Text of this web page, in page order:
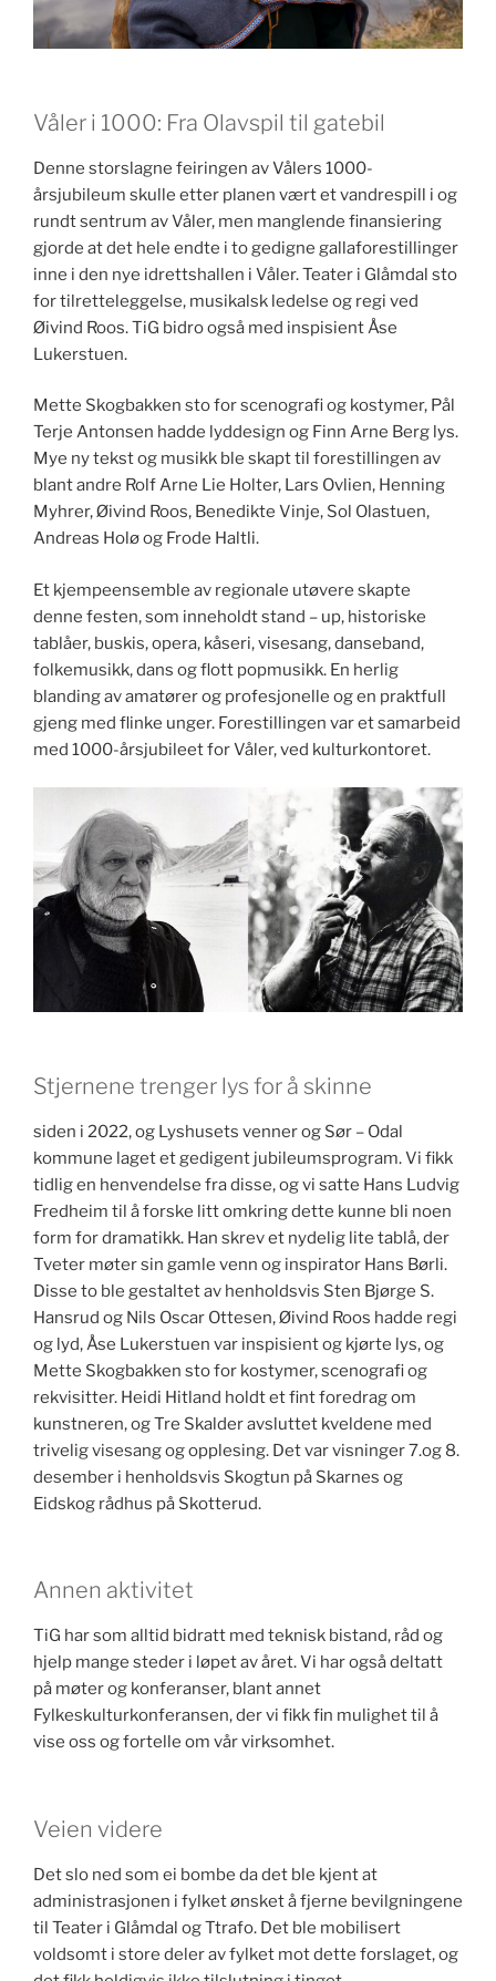
Våler i 1000: Fra Olavspil til gatebil
Denne storslagne feiringen av Vålers 1000-
årsjubileum skulle etter planen vært et vandrespill i og
rundt sentrum av Våler, men manglende finansiering
gjorde at det hele endte i to gedigne gallaforestillinger
inne i den nye idrettshallen i Våler. Teater i Glåmdal sto
for tilretteleggelse, musikalsk ledelse og regi ved
Øivind Roos. TiG bidro også med inspisient Åse
Lukerstuen.
Mette Skogbakken sto for scenografi og kostymer, Pål
Terje Antonsen hadde lyddesign og Finn Arne Berg lys.
Mye ny tekst og musikk ble skapt til forestillingen av
blant andre Rolf Arne Lie Holter, Lars Ovlien, Henning
Myhrer, Øivind Roos, Benedikte Vinje, Sol Olastuen,
Andreas Holø og Frode Haltli.
Et kjempeensemble av regionale utøvere skapte
denne festen, som inneholdt stand – up, historiske
tablåer, buskis, opera, kåseri, visesang, danseband,
folkemusikk, dans og flott popmusikk. En herlig
blanding av amatører og profesjonelle og en praktfull
gjeng med flinke unger. Forestillingen var et samarbeid
med 1000-årsjubileet for Våler, ved kulturkontoret.
Stjernene trenger lys for å skinne
siden i 2022, og Lyshusets venner og Sør – Odal
kommune laget et gedigent jubileumsprogram. Vi fikk
tidlig en henvendelse fra disse, og vi satte Hans Ludvig
Fredheim til å forske litt omkring dette kunne bli noen
form for dramatikk. Han skrev et nydelig lite tablå, der
Tveter møter sin gamle venn og inspirator Hans Børli.
Disse to ble gestaltet av henholdsvis Sten Bjørge S.
Hansrud og Nils Oscar Ottesen, Øivind Roos hadde regi
og lyd, Åse Lukerstuen var inspisient og kjørte lys, og
Mette Skogbakken sto for kostymer, scenografi og
rekvisitter. Heidi Hitland holdt et fint foredrag om
kunstneren, og Tre Skalder avsluttet kveldene med
trivelig visesang og opplesing. Det var visninger 7.og 8.
desember i henholdsvis Skogtun på Skarnes og
Eidskog rådhus på Skotterud.
Annen aktivitet
TiG har som alltid bidratt med teknisk bistand, råd og
hjelp mange steder i løpet av året. Vi har også deltatt
på møter og konferanser, blant annet
Fylkeskulturkonferansen, der vi fikk fin mulighet til å
vise oss og fortelle om vår virksomhet.
Veien videre
Det slo ned som ei bombe da det ble kjent at
administrasjonen i fylket ønsket å fjerne bevilgningene
til Teater i Glåmdal og Ttrafo. Det ble mobilisert
voldsomt i store deler av fylket mot dette forslaget, og